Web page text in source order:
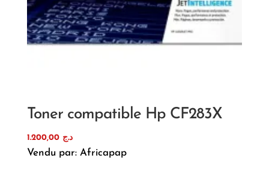
Toner compatible Hp CF283X
د.ج 1.200,00
Vendu par: Africapap